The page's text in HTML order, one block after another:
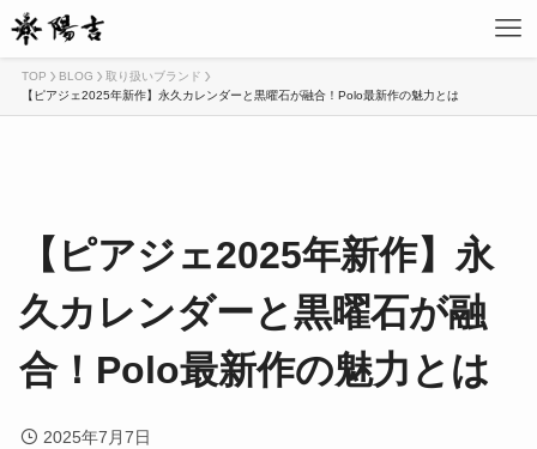
TOP BLOG
取り扱いブランド
【ピアジェ2025年新作】永久カレンダーと黒曜石が融合！Polo最新作の魅力とは
【ピアジェ2025年新作】永
久カレンダーと黒曜石が融
合！Polo最新作の魅力とは
2025年7月7日